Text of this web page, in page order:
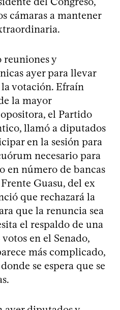
cámaras a mantener
y
ayer para llevar
votación. Efraín
la mayor
el Partido
llamó a diputados
en la sesión para
necesario para
en número de bancas
Guasu, del ex
que rechazará la
que la renuncia sea
el respaldo de una
en el Senado,
más complicado,
se espera que se